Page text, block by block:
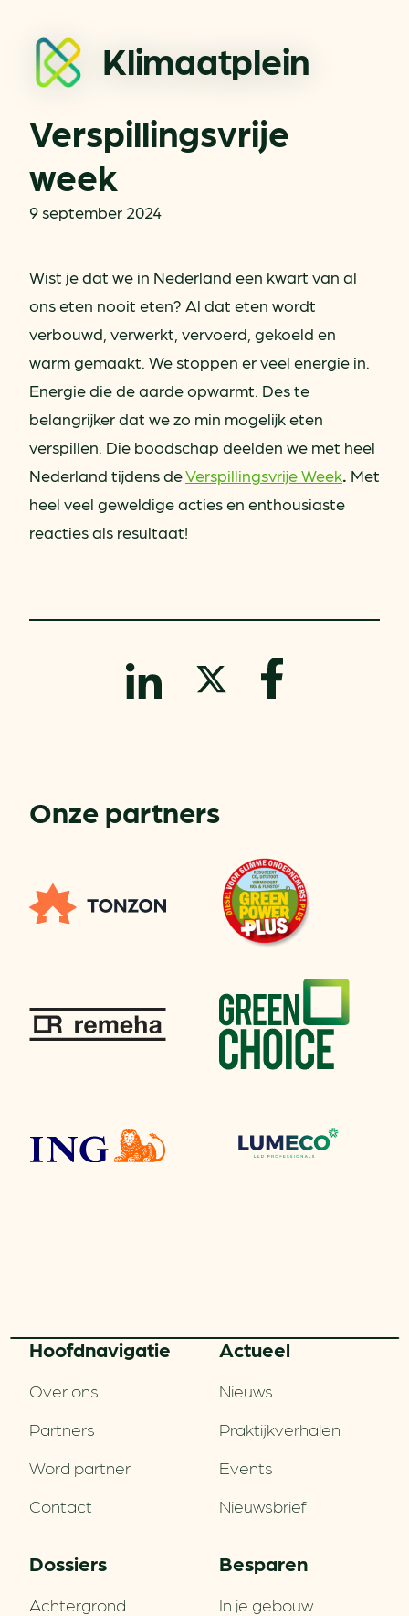
Klimaatplein
Verspillingsvrije
week
9 september 2024
Wist je dat we in Nederland een kwart van al
ons eten nooit eten? Al dat eten wordt
verbouwd, verwerkt, vervoerd, gekoeld en
warm gemaakt. We stoppen er veel energie in.
Energie die de aarde opwarmt. Des te
belangrijker dat we zo min mogelijk eten
verspillen. Die boodschap deelden we met heel
Nederland tijdens deVerspillingsvrije Week. Met
heel veel geweldige acties en enthousiaste
reacties als resultaat!
Onze partners
Hoofd­navigatie
Over ons
Partners
Word partner
Contact
Actueel
Nieuws
Praktijkverhalen
Events
Nieuwsbrief
Dossiers
Achtergrond
Besparen
In je gebouw